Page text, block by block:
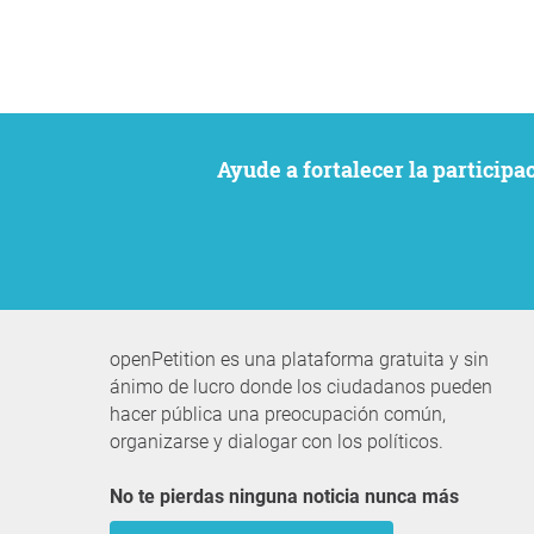
Ayude a fortalecer la
openPetition es una plataforma gratuita y sin
ánimo de lucro donde los ciudadanos pueden
hacer pública una preocupación común,
organizarse y dialogar con los políticos.
No te pierdas ninguna noticia nunca más